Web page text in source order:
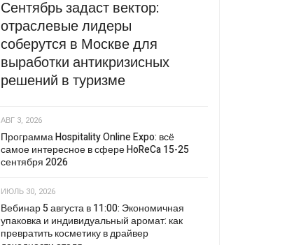
Сентябрь задаст вектор:
отраслевые лидеры
соберутся в Москве для
выработки антикризисных
решений в туризме
АВГ 3, 2026
Программа Hospitality Online Expo: всё
самое интересное в сфере HoReCa 15-25
сентября 2026
ИЮЛЬ 30, 2026
Вебинар 5 августа в 11:00: Экономичная
упаковка и индивидуальный аромат: как
превратить косметику в драйвер